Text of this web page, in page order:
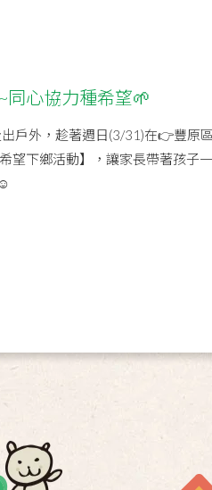
同心協力種希望🌱
戶外，趁著週日(3/31)在👉豐原
望下鄉活動】，讓家長帶著孩子